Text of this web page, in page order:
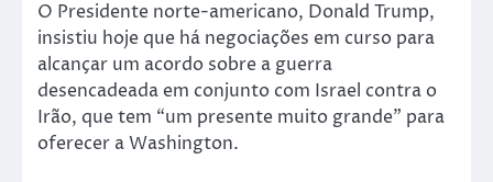
O Presidente norte-americano, Donald Trump,
insistiu hoje que há negociações em curso para
alcançar um acordo sobre a guerra
desencadeada em conjunto com Israel contra o
Irão, que tem “um presente muito grande” para
oferecer a Washington.